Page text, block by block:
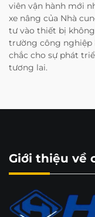
viên vận hành mới
xe nâng của Nhà
tư vào thiết bị
trường công nghiệp
chắc cho sự phát
tương lai.
Giới thiệu về